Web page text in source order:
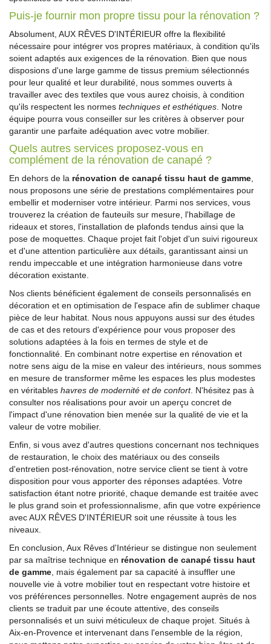
Puis-je fournir mon propre tissu pour la rénovation ?
Absolument, AUX RÊVES D'INTÉRIEUR offre la flexibilité
nécessaire pour intégrer vos propres matériaux, à condition qu'ils
soient adaptés aux exigences de la rénovation. Bien que nous
disposions d'une large gamme de tissus premium sélectionnés
pour leur qualité et leur durabilité, nous sommes ouverts à
travailler avec des textiles que vous aurez choisis, à condition
qu'ils respectent les normes techniques et esthétiques. Notre
équipe pourra vous conseiller sur les critères à observer pour
garantir une parfaite adéquation avec votre mobilier.
Quels autres services proposez-vous en
complément de la rénovation de canapé ?
En dehors de la rénovation de canapé tissu haut de gamme,
nous proposons une série de prestations complémentaires pour
embellir et moderniser votre intérieur. Parmi nos services, vous
trouverez la création de fauteuils sur mesure, l'habillage de
rideaux et stores, l'installation de plafonds tendus ainsi que la
pose de moquettes. Chaque projet fait l'objet d'un suivi rigoureux
et d'une attention particulière aux détails, garantissant ainsi un
rendu impeccable et une intégration harmonieuse dans votre
décoration existante.
Nos clients bénéficient également de conseils personnalisés en
décoration et en optimisation de l'espace afin de sublimer chaque
pièce de leur habitat. Nous nous appuyons aussi sur des études
de cas et des retours d'expérience pour vous proposer des
solutions adaptées à la fois en termes de style et de
fonctionnalité. En combinant notre expertise en rénovation et
notre sens aigu de la mise en valeur des intérieurs, nous sommes
en mesure de transformer même les espaces les plus modestes
en véritables havres de modernité et de confort. N'hésitez pas à
consulter nos réalisations pour avoir un aperçu concret de
l'impact d'une rénovation bien menée sur la qualité de vie et la
valeur de votre mobilier.
Enfin, si vous avez d'autres questions concernant nos techniques
de restauration, le choix des matériaux ou des conseils
d'entretien post-rénovation, notre service client se tient à votre
disposition pour vous apporter des réponses adaptées. Votre
satisfaction étant notre priorité, chaque demande est traitée avec
le plus grand soin et professionnalisme, afin que votre expérience
avec AUX RÊVES D'INTÉRIEUR soit une réussite à tous les
niveaux.
En conclusion, Aux Rêves d'Intérieur se distingue non seulement
par sa maîtrise technique en rénovation de canapé tissu haut
de gamme, mais également par sa capacité à insuffler une
nouvelle vie à votre mobilier tout en respectant votre histoire et
vos préférences personnelles. Notre engagement auprès de nos
clients se traduit par une écoute attentive, des conseils
personnalisés et un suivi méticuleux de chaque projet. Situés à
Aix-en-Provence et intervenant dans l'ensemble de la région,